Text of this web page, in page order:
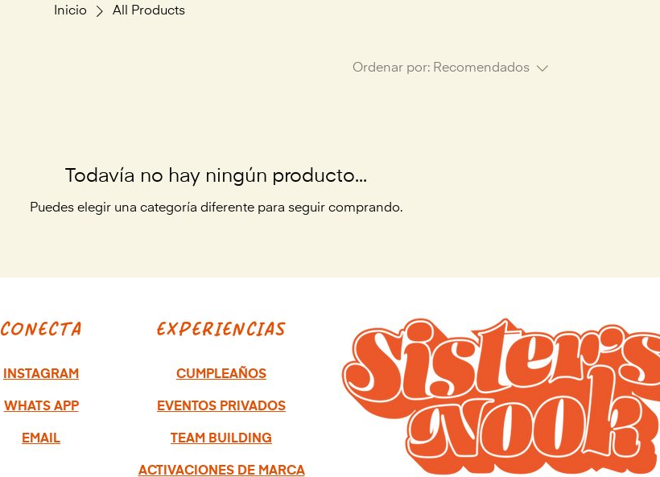
Inicio All Products
Ordenar por: Recomendados
Todavía no hay ningún producto...
Puedes elegir una categoría diferente para seguir comprando.
CONECTA EXPERIENCIAS
INSTAGRAM
WHATS APP
EMAIL
CUMPLEAÑOS
EVENTOS PRIVADOS
TEAM BUILDING
ACTIVACIONES DE MARCA